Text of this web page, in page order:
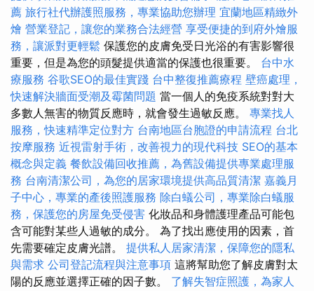
薦 旅行社代辦護照服務，專業協助您辦理 宜蘭地區精緻外
燴 營業登記，讓您的業務合法經營 享受便捷的到府外燴服
務，讓派對更輕鬆 保護您的皮膚免受日光浴的有害影響很
重要，但是為您的頭髮提供適當的保護也很重要。 台中水
療服務 谷歌SEO的最佳實踐 台中整復推薦療程 壁癌處理，
快速解決牆面受潮及霉菌問題 當一個人的免疫系統對對大
多數人無害的物質反應時，就會發生過敏反應。 專業找人
服務，快速精準定位對方 台南地區台胞證的申請流程 台北
按摩服務 近視雷射手術，改善視力的現代科技 SEO的基本
概念與定義 餐飲設備回收推薦，為舊設備提供專業處理服
務 台南清潔公司，為您的居家環境提供高品質清潔 嘉義月
子中心，專業的產後照護服務 除白蟻公司，專業除白蟻服
務，保護您的房屋免受侵害 化妝品和身體護理產品可能包
含可能對某些人過敏的成分。 為了找出應使用的因素，首
先需要確定皮膚光譜。 提供私人居家清潔，保障您的隱私
與需求 公司登記流程與注意事項 這將幫助您了解皮膚對太
陽的反應並選擇正確的因子數。 了解失智症照護，為家人